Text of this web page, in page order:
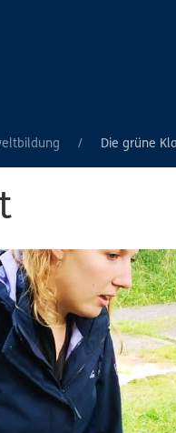
Die grüne